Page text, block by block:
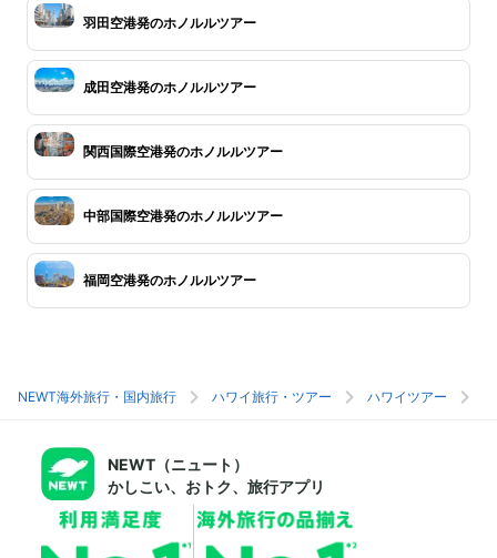
羽田空港発のホノルルツアー
成田空港発のホノルルツアー
関西国際空港発のホノルルツアー
中部国際空港発のホノルルツアー
福岡空港発のホノルルツアー
NEWT海外旅行・国内旅行 ハワイ旅行・ツアー ハワイツアー
NEWT（ニュート）
かしこい、おトク、旅行アプリ